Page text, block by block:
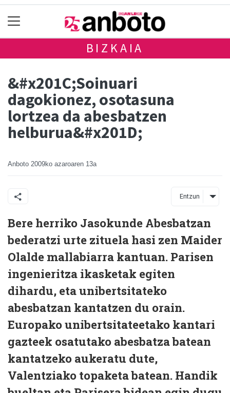
BIZKAIA
&#x201C;Soinuari
dagokionez, osotasuna
lortzea da abesbatzen
helburua&#x201D;
Anboto 2009ko azaroaren 13a
Entzun
Bere herriko Jasokunde Abesbatzan
bederatzi urte zituela hasi zen Maider
Olalde mallabiarra kantuan. Parisen
ingenieritza ikasketak egiten
dihardu, eta unibertsitateko
abesbatzan kantatzen du orain.
Europako unibertsitateetako kantari
gazteek osatutako abesbatza batean
kantatzeko aukeratu dute,
Valentziako topaketa batean. Handik